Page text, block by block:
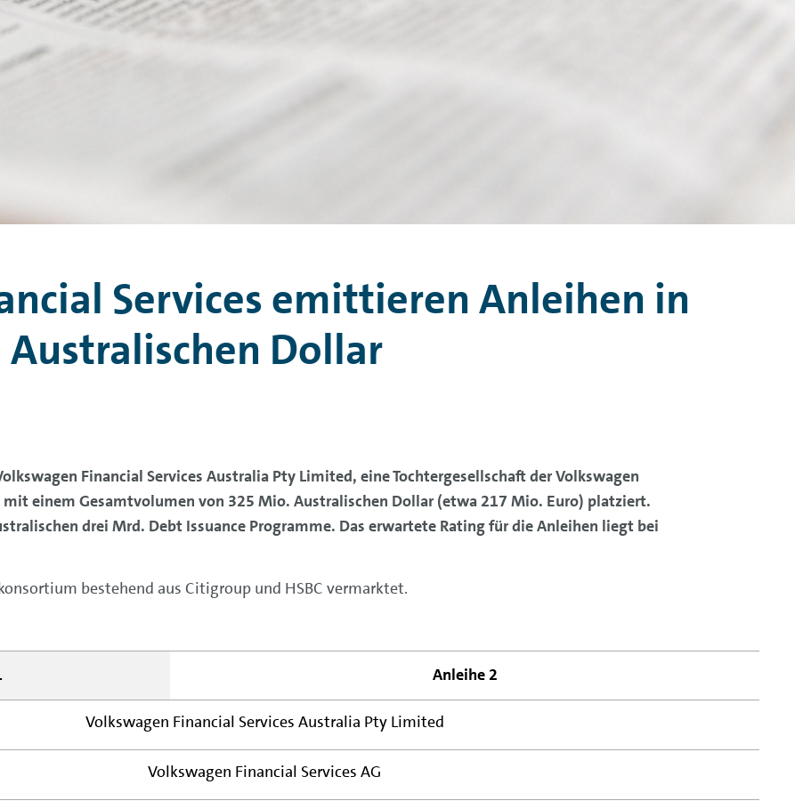
Services emittieren Anleihen in
Australischen Dollar
Financial Services Australia Pty Limited, eine Tochtergesellschaft der Volkswagen
mit einem Gesamtvolumen von 325 Mio. Australischen Dollar (etwa 217 Mio. Euro) platziert.
drei Mrd. Debt Issuance Programme. Das erwartete Rating für die Anleihen liegt bei
bestehend aus Citigroup und HSBC vermarktet.
Anleihe 2
Volkswagen Financial Services Australia Pty Limited
Volkswagen Financial Services AG